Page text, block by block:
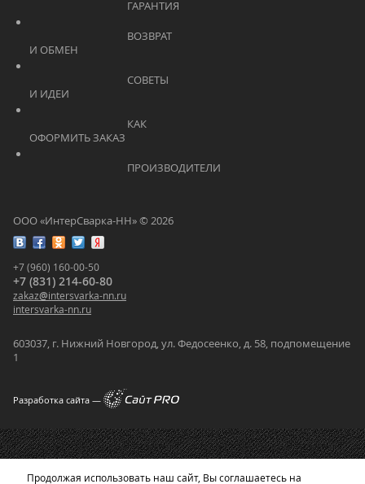
ООО «ИнтерСварка-НН» © 2026
+7 (960) 160-00-50
+7 (831) 214-60-80
zakaz@intersvarka-nn.ru
intersvarka-nn.ru
603037, г. Нижний Новгород, ул. Федосеенко, д. 58, подпомещение
1
Разработка сайта —
Продолжая использовать наш сайт, Вы соглашаетесь на